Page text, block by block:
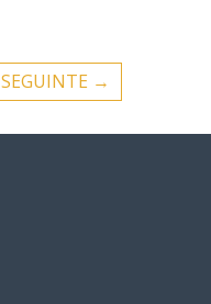
SEGUINTE →